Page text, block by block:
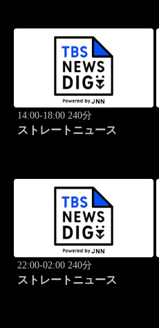
14:00-18:00 240分
ストレートニュース
22:00-02:00 240分
ストレートニュース